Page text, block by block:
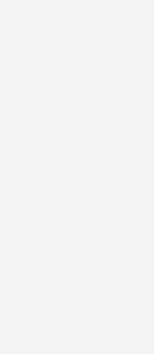
Jürgen
ISBN 978-3-9814155-
lässt, ist eine der
lebte